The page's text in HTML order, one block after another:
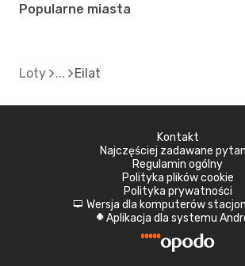
Popularne miasta
Loty Eilat
Kontakt
Najczęściej zadawane
Regulamin ogólny
Polityka plików cookie
Polityka prywatności
d Wersja dla komputerów
A Aplikacja dla systemu